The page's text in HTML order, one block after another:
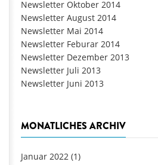
Newsletter Oktober 2014
Newsletter August 2014
Newsletter Mai 2014
Newsletter Feburar 2014
Newsletter Dezember 2013
Newsletter Juli 2013
Newsletter Juni 2013
MONATLICHES ARCHIV
Januar 2022 (1)